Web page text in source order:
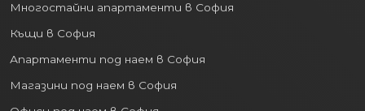
Варна е важен икономически двигател
за Североизточна България. Силно
Туризъм: Дългите плажни ивици,
Многостайни апартаменти в София
Къщи в София
Апартаменти под наем в София
Магазини под наем в София